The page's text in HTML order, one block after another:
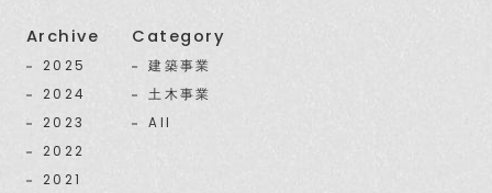
Archive
2025
2024
2023
2022
2021
Category
建築事業
土木事業
All